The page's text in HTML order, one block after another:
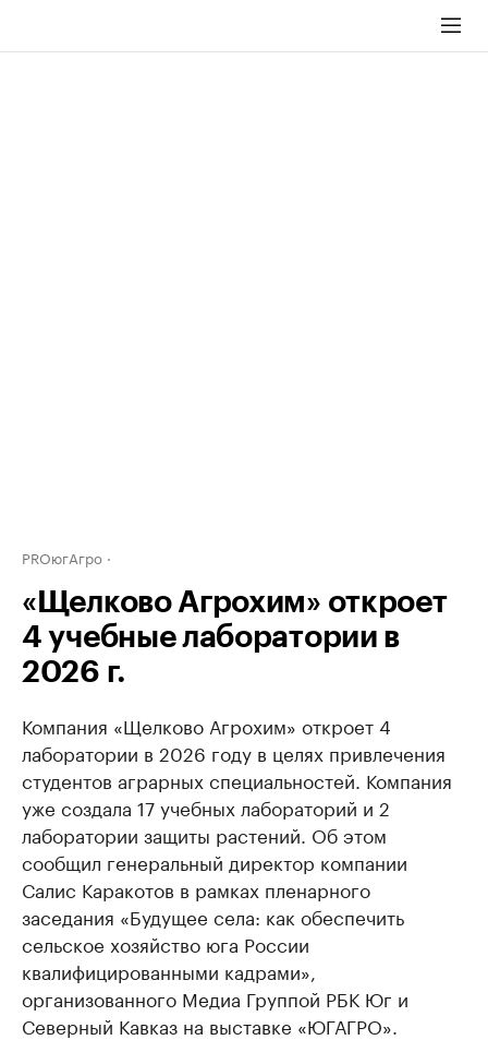
PROюгАгро
«Щелково Агрохим» откроет
4 учебные лаборатории в
2026 г.
Компания «Щелково Агрохим» откроет 4
лаборатории в 2026 году в целях привлечения
студентов аграрных специальностей. Компания
уже создала 17 учебных лабораторий и 2
лаборатории защиты растений. Об этом
сообщил генеральный директор компании
Салис Каракотов в рамках пленарного
заседания «Будущее села: как обеспечить
сельское хозяйство юга России
квалифицированными кадрами»,
организованного Медиа Группой РБК Юг и
Северный Кавказ на выставке «ЮГАГРО».